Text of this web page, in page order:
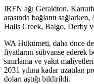
IRFN ağı Geraldton,
arasında bağlantı
Halls Creek, Balgo, Derby
WA Hükümeti, daha önce
fiyatlarını sübvanse ederek
sınırlama ve yakıt
2031 yılına kadar uzatılan
doları aştığı bildirildi.